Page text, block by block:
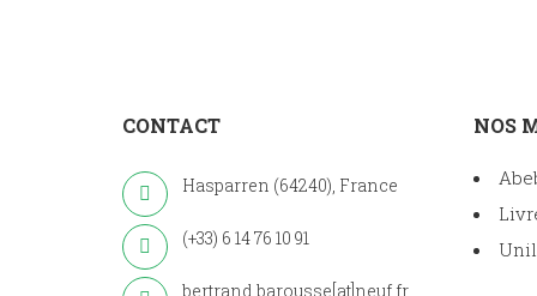
CONTACT
Hasparren (64240), France
(+33) 6 14 76 10 91
bertrand.barousse[at]neuf.fr
NOS